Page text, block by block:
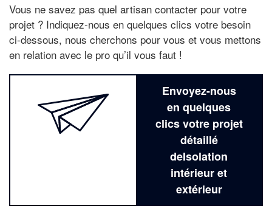
Vous ne savez pas quel artisan contacter pour votre
projet ? Indiquez-nous en quelques clics votre besoin
ci-dessous, nous cherchons pour vous et vous mettons
en relation avec le pro qu’il vous faut !
Envoyez-nous
en quelques
clics votre projet
détaillé
deIsolation
intérieur et
extérieur